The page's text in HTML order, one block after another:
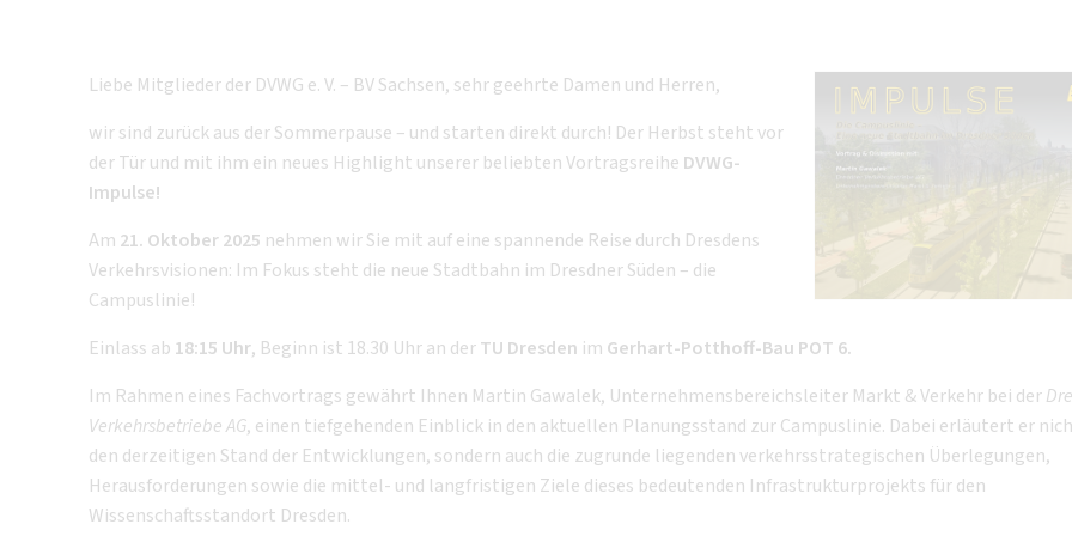
Liebe Mitglieder der DVWG e. V. – BV Sachsen, sehr geehrte Damen und Herren,
wir sind zurück aus der Sommerpause – und starten direkt durch! Der Herbst steht vor
der Tür und mit ihm ein neues Highlight unserer beliebten Vortragsreihe DVWG-
Impulse!
Am 21. Oktober 2025 nehmen wir Sie mit auf eine spannende Reise durch Dresdens
Verkehrsvisionen: Im Fokus steht die neue Stadtbahn im Dresdner Süden – die
Campuslinie!
Einlass ab 18:15 Uhr, Beginn ist 18.30 Uhr an derTU Dresden im Gerhart-Potthoff-Bau POT 6.
Im Rahmen eines Fachvortrags gewährt Ihnen Martin Gawalek, Unternehmensbereichsleiter Markt & Verkehr bei der
Verkehrsbetriebe AG, einen tiefgehenden Einblick in den aktuellen Planungsstand zur Campuslinie. Dabei erläutert er
den derzeitigen Stand der Entwicklungen, sondern auch die zugrunde liegenden verkehrsstrategischen Überlegungen,
Herausforderungen sowie die mittel- und langfristigen Ziele dieses bedeutenden Infrastrukturprojekts für den
Wissenschaftsstandort Dresden.